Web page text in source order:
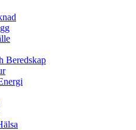
Beredskap